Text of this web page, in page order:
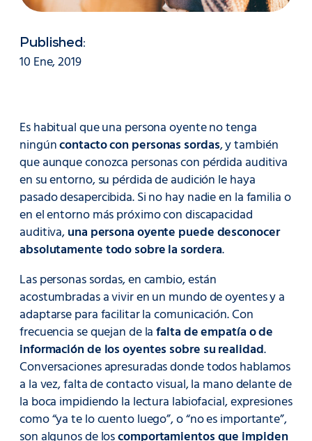
Published:
10 Ene, 2019
Es habitual que una persona oyente no tenga
ningúncontacto con personas sordas, y también
que aunque conozca personas con pérdida auditiva
en su entorno, su pérdida de audición le haya
pasado desapercibida. Si no hay nadie en la familia o
en el entorno más próximo con discapacidad
auditiva,una persona oyente puede desconocer
absolutamente todo sobre la sordera.
Las personas sordas, en cambio, están
acostumbradas a vivir en un mundo de oyentes y a
adaptarse para facilitar la comunicación. Con
frecuencia se quejan de lafalta de empatía o de
información de los oyentes sobre su realidad.
Conversaciones apresuradas donde todos hablamos
a la vez, falta de contacto visual, la mano delante de
la boca impidiendo la lectura labiofacial, expresiones
como “ya te lo cuento luego”, o “no es importante”,